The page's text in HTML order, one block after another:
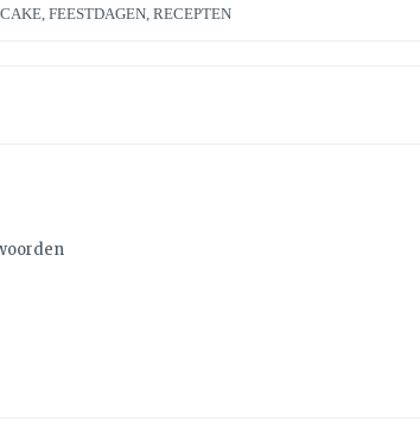
CAKE, FEESTDAGEN, RECEPTEN